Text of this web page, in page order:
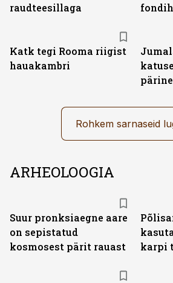
raudteesillaga
Katk tegi Rooma riigist
hauakambri
Rohkem sarnaseid
ARHEOLOOGIA
Suur pronksiaegne aare
on sepistatud
kosmosest pärit rauast
karpi